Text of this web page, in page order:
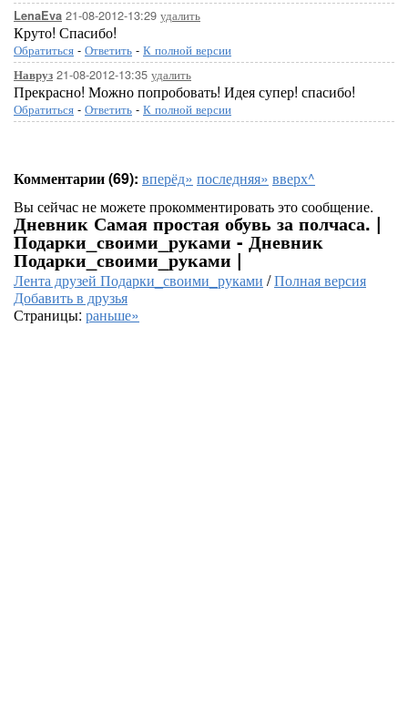
LenaEva 21-08-2012-13:29 удалить
Круто! Спасибо!
Обратиться - Ответить - К полной версии
Навруз 21-08-2012-13:35 удалить
Прекрасно! Можно попробовать! Идея супер! спасибо!
Обратиться - Ответить - К полной версии
Комментарии (69): вперёд» последняя» вверх^
Вы сейчас не можете прокомментировать это сообщение.
Дневник Самая простая обувь за полчаса. |
Подарки_своими_руками - Дневник
Подарки_своими_руками |
Лента друзей Подарки_своими_руками /Полная версия
Добавить в друзья
Страницы: раньше»